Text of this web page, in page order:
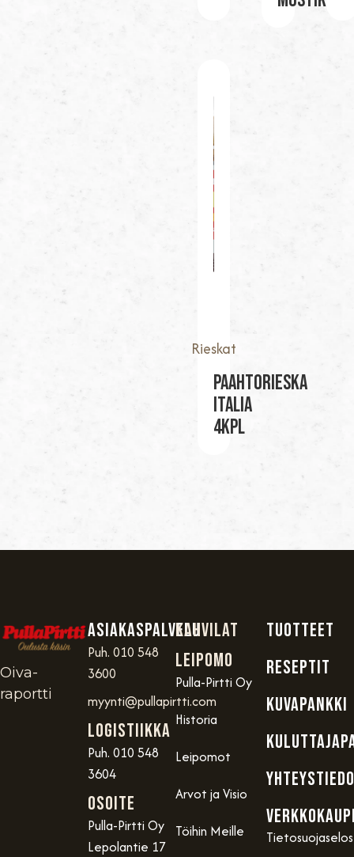
Rieskat
Paahtorieska
Italia
4kpl
Oiva-
raportti
Asiakaspalvelu
Puh. 010 548
3600
myynti@pullapirtti.com
Logistiikka
Puh. 010 548
3604
OSOITE
Pulla-Pirtti Oy
Lepolantie 17
Kahvilat
Leipomo
Pulla-Pirtti Oy
Historia
Leipomot
Arvot ja Visio
Töihin Meille
TUOTTEET
RESEPTIT
KUVAPANKKI